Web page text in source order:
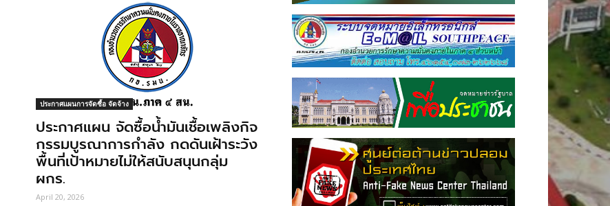
ประกาศแผนการจัดซื้อ จัดจ้าง
ประกาศแผน จัดซื้อน้ำมันเชื้อเพลิงกิจ
กรรมบูรณาการกำลัง กดดันเฝ้าระวัง
พื้นที่เป้าหมายไม่ให้สนับสนุนกลุ่ม
ผกร.
April 20, 2026